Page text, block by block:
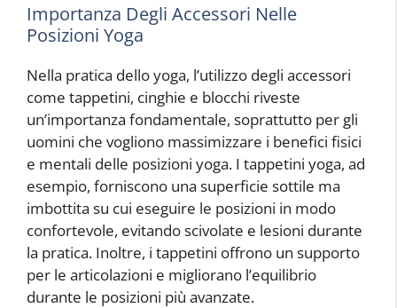
Importanza Degli Accessori Nelle
Posizioni Yoga
Nella pratica dello yoga, l’utilizzo degli accessori
come tappetini, cinghie e blocchi riveste
un’importanza fondamentale, soprattutto per gli
uomini che vogliono massimizzare i benefici fisici
e mentali delle posizioni yoga. I tappetini yoga, ad
esempio, forniscono una superficie sottile ma
imbottita su cui eseguire le posizioni in modo
confortevole, evitando scivolate e lesioni durante
la pratica. Inoltre, i tappetini offrono un supporto
per le articolazioni e migliorano l’equilibrio
durante le posizioni più avanzate.